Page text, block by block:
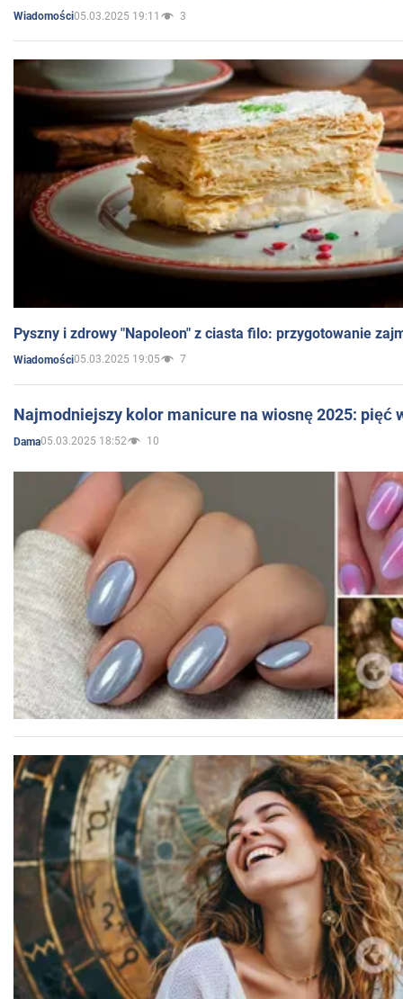
Wiadomości05.03.2025 19:11 3
Pyszny i zdrowy "Napoleon" z ciasta filo: przygotowanie
Wiadomości05.03.2025 19:05 7
Najmodniejszy kolor manicure na wiosnę 2025: pięć
Dama05.03.2025 18:52 10